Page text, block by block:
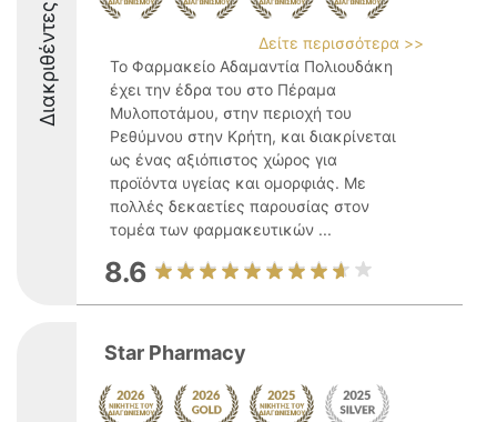
Διακριθέντες
Δείτε περισσότερα >>
Το Φαρμακείο Αδαμαντία Πολιουδάκη
έχει την έδρα του στο Πέραμα
Μυλοποτάμου, στην περιοχή του
Ρεθύμνου στην Κρήτη, και διακρίνεται
ως ένας αξιόπιστος χώρος για
προϊόντα υγείας και ομορφιάς. Με
πολλές δεκαετίες παρουσίας στον
τομέα των φαρμακευτικών ...
8.6
Star Pharmacy